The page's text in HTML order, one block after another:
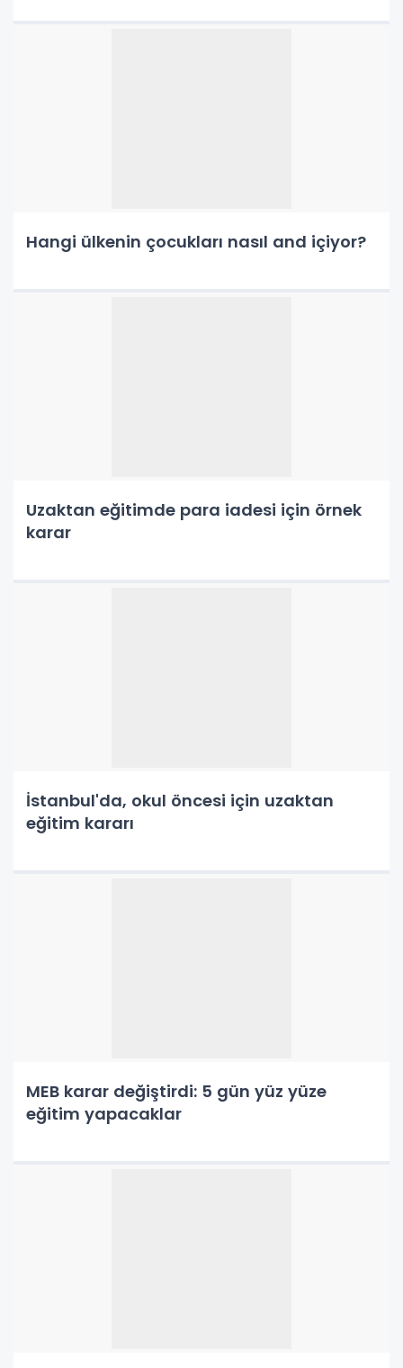
Hangi ülkenin çocukları nasıl and içiyor?
Uzaktan eğitimde para iadesi için örnek
karar
İstanbul'da, okul öncesi için uzaktan
eğitim kararı
MEB karar değiştirdi: 5 gün yüz yüze
eğitim yapacaklar